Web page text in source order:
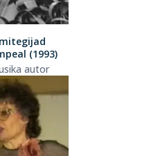
(1993)
autor